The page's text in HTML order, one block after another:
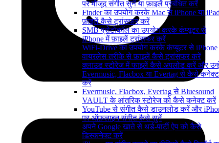
पर मौजूद संगीत सुनें या फ़ाइलें प्रबंधित करें
Finder का उपयोग करके Mac से iPhone या
फ़ाइलें कैसे ट्रांसफर करें
SMB प्रोटोकॉल का उपयोग करके कंप्यूटर से
iPhone में फ़ाइलें ट्रांसफर करें
WiFi-Drive का उपयोग करके कंप्यूटर से iPhone
वायरलेस तरीके से फ़ाइलें कैसे ट्रांसफर करें
क्लाउड स्टोरेज में फाइलें कैसे अपलोड करें और
Evermusic, Flacbox या Evertag से कैसे कनेक्ट
करें
Evermusic, Flacbox, Evertag से Bluesound
VAULT के आंतरिक स्टोरेज को कैसे कनेक्ट करें
YouTube से संगीत कैसे डाउनलोड करें और
पर ऑफ़लाइन संगीत कैसे सुनें
अपने Google खाते से थर्ड-पार्टी ऐप को कैसे
डिस्कनेक्ट करें